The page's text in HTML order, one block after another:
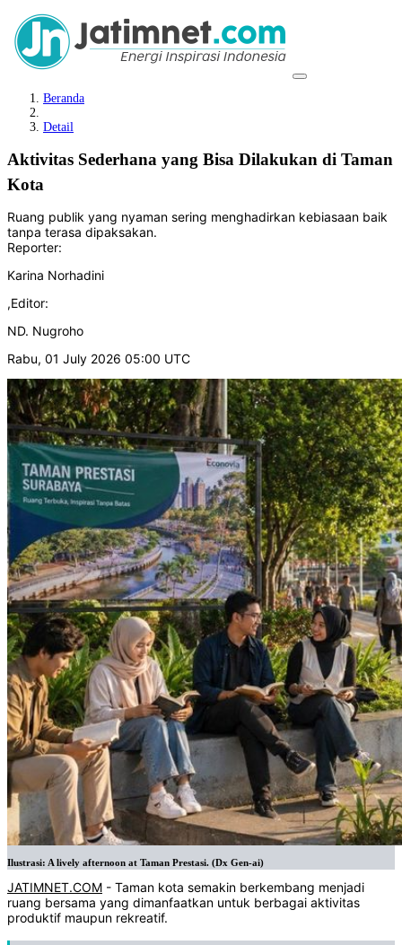
Beranda
Detail
Aktivitas Sederhana yang Bisa Dilakukan di Taman
Kota
Ruang publik yang nyaman sering menghadirkan kebiasaan baik
tanpa terasa dipaksakan.
Reporter:
Karina Norhadini
,Editor:
ND. Nugroho
Rabu, 01 July 2026 05:00 UTC
Ilustrasi: A lively afternoon at Taman Prestasi. (Dx Gen-ai)
JATIMNET.COM - Taman kota semakin berkembang menjadi
ruang bersama yang dimanfaatkan untuk berbagai aktivitas
produktif maupun rekreatif.